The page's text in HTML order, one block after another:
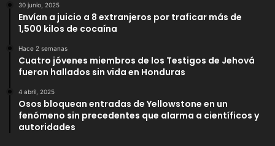
30 junio, 2025
Envían a juicio a 8 extranjeros por traficar más de
1,500 kilos de cocaína
Hace 2 semanas
Cuatro jóvenes miembros de los Testigos de Jehová
fueron hallados sin vida en Honduras
4 abril, 2025
Osos bloquean entradas de Yellowstone en un
fenómeno sin precedentes que alarma a científicos y
autoridades